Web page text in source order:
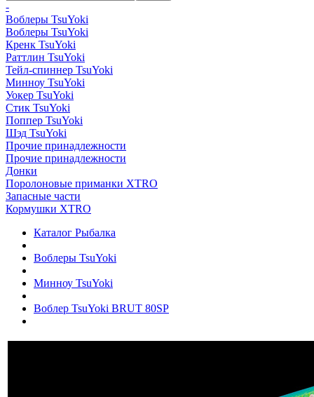
-
Воблеры TsuYoki
Воблеры TsuYoki
Кренк TsuYoki
Раттлин TsuYoki
Тейл-спиннер TsuYoki
Минноу TsuYoki
Уокер TsuYoki
Стик TsuYoki
Поппер TsuYoki
Шэд TsuYoki
Прочие принадлежности
Прочие принадлежности
Донки
Поролоновые приманки XTRO
Запасные части
Кормушки XTRO
Каталог Рыбалка
Воблеры TsuYoki
Минноу TsuYoki
Воблер TsuYoki BRUT 80SP